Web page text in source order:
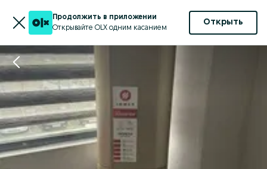
Продолжить в приложении
Открывайте OLX одним касанием
Открыть